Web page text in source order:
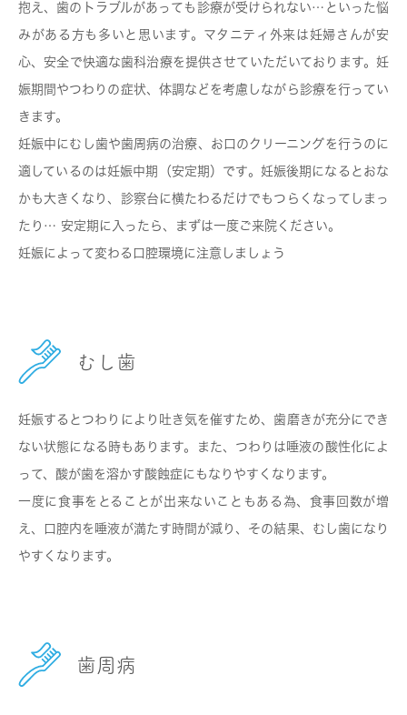
抱え、歯のトラブルがあっても診療が受けられない…といった悩
みがある方も多いと思います。マタニティ外来は妊婦さんが安
心、安全で快適な歯科治療を提供させていただいております。妊
娠期間やつわりの症状、体調などを考慮しながら診療を行ってい
きます。
妊娠中にむし歯や歯周病の治療、お口のクリーニングを行うのに
適しているのは妊娠中期（安定期）です。妊娠後期になるとおな
かも大きくなり、診察台に横たわるだけでもつらくなってしまっ
たり… 安定期に入ったら、まずは一度ご来院ください。
妊娠によって変わる口腔環境に注意しましょう
むし歯
妊娠するとつわりにより吐き気を催すため、歯磨きが充分にでき
ない状態になる時もあります。また、つわりは唾液の酸性化によ
って、酸が歯を溶かす酸蝕症にもなりやすくなります。
一度に食事をとることが出来ないこともある為、食事回数が増
え、口腔内を唾液が満たす時間が減り、その結果、むし歯になり
やすくなります。
歯周病